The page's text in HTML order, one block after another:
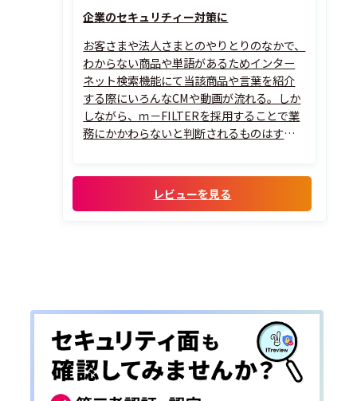
企業のセキュリチィー対策に
お客さまや法人さまとのやりとりのなかで、
わからない商品や単語があるためインター
ネット検索機能にて当該商品や言葉を紹介
する際にいろんなCMや動画が流れる。しか
しながら、ｍ－FILTERを採用することで業
務にかかわらないと判断されるものはすべ
の許可を得たうえで閲覧が可能である。
レビューを見る